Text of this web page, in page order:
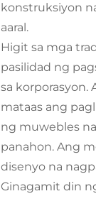
konstruksiyon
aaral.
Higit sa mga
pasilidad ng
sa korporasyon.
mataas ang
ng muwebles
panahon. Ang
disenyo na
Ginagamit din